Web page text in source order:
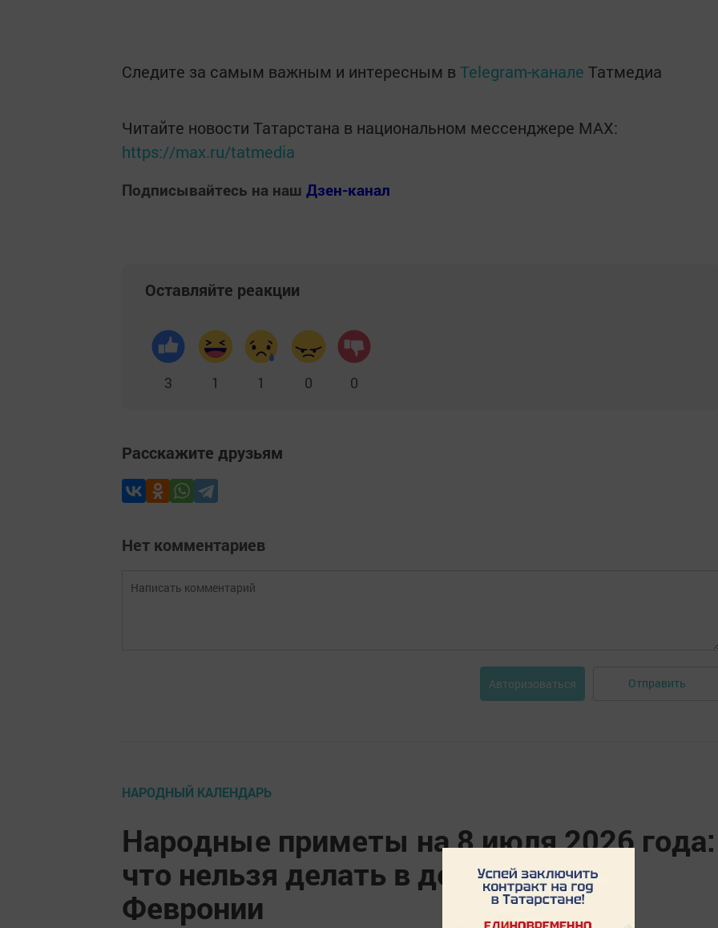
Следите за самым важным и интересным в Telegram-канале Татмедиа
Читайте новости Татарстана в национальном мессенджере MАХ:
https://max.ru/tatmedia
Подписывайтесь на наш Дзен-канал
Оставляйте реакции
3 1 1 0 0
Расскажите друзьям
Нет комментариев
Авторизоваться Отправить
НАРОДНЫЙ КАЛЕНДАРЬ
Народные приметы на 8 июля 2026 года:
что нельзя делать в день Петра и
Февронии